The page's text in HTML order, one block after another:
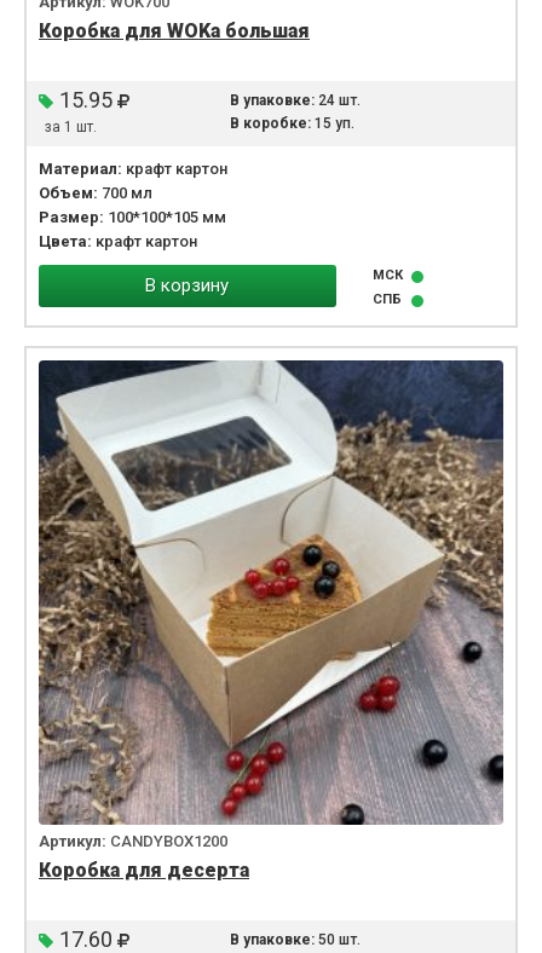
Коробка для WOKа большая
15.95
за 1 шт.
В упаковке:24 шт.
В коробке:15 уп.
Материал: крафт картон
Объем: 700 мл
Размер: 100*100*105 мм
Цвета: крафт картон
В корзину
МСК
СПБ
Артикул: CANDYBOX1200
Коробка для десерта
17.60 В упаковке:50 шт.